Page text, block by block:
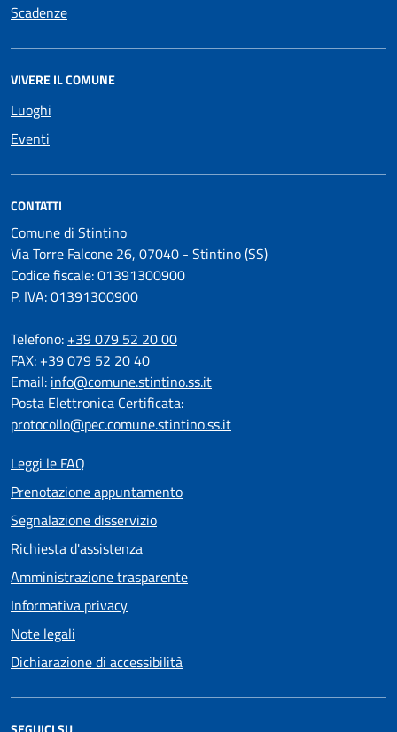
Scadenze
VIVERE IL COMUNE
Luoghi
Eventi
CONTATTI
Comune di Stintino
Via Torre Falcone 26, 07040 - Stintino (SS)
Codice fiscale: 01391300900
P. IVA: 01391300900
Telefono: +39 079 52 20 00
FAX: +39 079 52 20 40
Email: info@comune.stintino.ss.it
Posta Elettronica Certificata:
protocollo@pec.comune.stintino.ss.it
Leggi le FAQ
Prenotazione appuntamento
Segnalazione disservizio
Richiesta d'assistenza
Amministrazione trasparente
Informativa privacy
Note legali
Dichiarazione di accessibilità